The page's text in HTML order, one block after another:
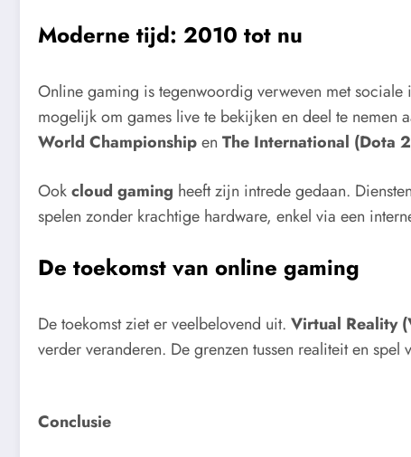
Moderne tijd: 2010 tot nu
Online gaming is tegenwoordig verweven met
mogelijk om games live te bekijken en deel te nemen
World Championshipen The International (Dota
Ookcloud gaming heeft zijn intrede gedaan.
spelen zonder krachtige hardware, enkel via een
De toekomst van online gaming
De toekomst ziet er veelbelovend uit. Virtual Reality
verder veranderen. De grenzen tussen realiteit en
Conclusie